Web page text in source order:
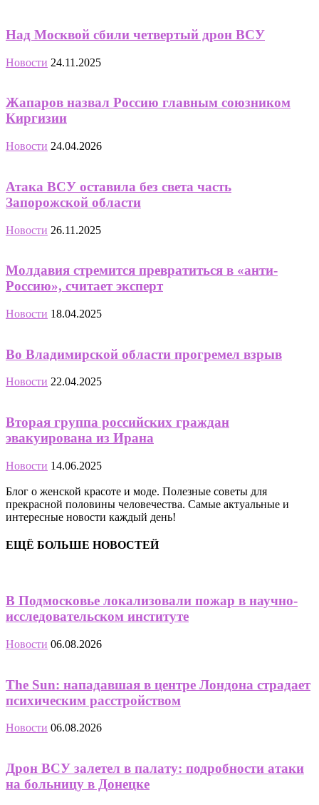
Над Москвой сбили четвертый дрон ВСУ
Новости 24.11.2025
Жапаров назвал Россию главным союзником
Киргизии
Новости 24.04.2026
Атака ВСУ оставила без света часть
Запорожской области
Новости 26.11.2025
Молдавия стремится превратиться в «анти-
Россию», считает эксперт
Новости 18.04.2025
Во Владимирской области прогремел взрыв
Новости 22.04.2025
Вторая группа российских граждан
эвакуирована из Ирана
Новости 14.06.2025
Блог о женской красоте и моде. Полезные советы для
прекрасной половины человечества. Самые актуальные и
интересные новости каждый день!
ЕЩЁ БОЛЬШЕ НОВОСТЕЙ
В Подмосковье локализовали пожар в научно-
исследовательском институте
Новости 06.08.2026
The Sun: нападавшая в центре Лондона страдает
психическим расстройством
Новости 06.08.2026
Дрон ВСУ залетел в палату: подробности атаки
на больницу в Донецке